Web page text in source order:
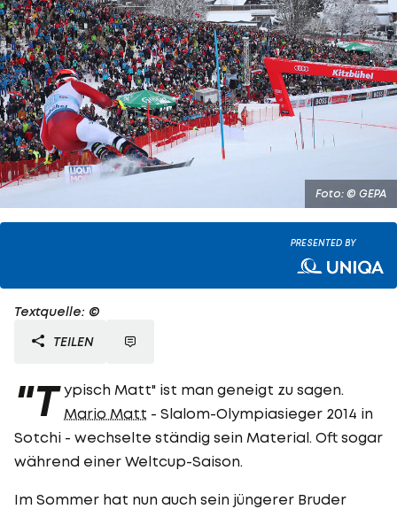
Foto: © GEPA
PRESENTED BY
Textquelle: ©
TEILEN
"T ypisch Matt" ist man geneigt zu sagen.
Mario Matt - Slalom-Olympiasieger 2014 in
Sotchi - wechselte ständig sein Material. Oft sogar
während einer Weltcup-Saison.
Im Sommer hat nun auch sein jüngerer Bruder